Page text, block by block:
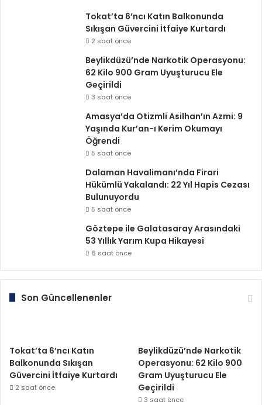
Tokat’ta 6’ncı Katın Balkonunda
Sıkışan Güvercini İtfaiye Kurtardı
2 saat önce
Beylikdüzü’nde Narkotik Operasyonu:
62 Kilo 900 Gram Uyuşturucu Ele
Geçirildi
3 saat önce
Amasya’da Otizmli Asilhan’ın Azmi: 9
Yaşında Kur’an-ı Kerim Okumayı
Öğrendi
5 saat önce
Dalaman Havalimanı’nda Firari
Hükümlü Yakalandı: 22 Yıl Hapis Cezası
Bulunuyordu
5 saat önce
Göztepe ile Galatasaray Arasındaki
53 Yıllık Yarım Kupa Hikayesi
6 saat önce
Son Güncellenenler
Tokat’ta 6’ncı Katın
Balkonunda Sıkışan
Güvercini İtfaiye Kurtardı
2 saat önce
Beylikdüzü’nde Narkotik
Operasyonu: 62 Kilo 900
Gram Uyuşturucu Ele
Geçirildi
3 saat önce